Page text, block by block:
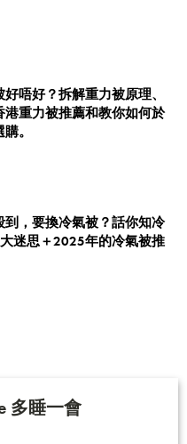
好唔好？拆解重力被原理、
港重力被推薦和教你如何於
。
到，要換冷氣被？話你知冷
迷思＋2025年的冷氣被推
多睡一會